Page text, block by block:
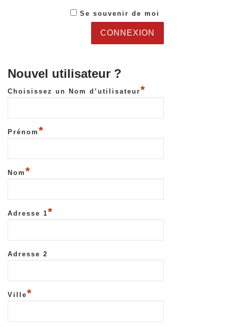
Se souvenir de moi
Nouvel utilisateur ?
Choisissez un Nom d’utilisateur*
Prénom *
Nom *
Adresse 1*
Adresse 2
Ville*